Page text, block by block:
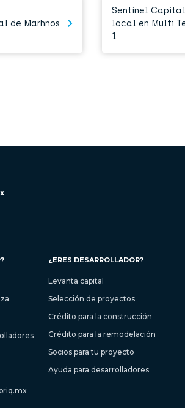
de Marhnos
Sentinel
local en Multi
1
¿ERES DESARROLLADOR?
Levanta capital
Selección de proyectos
Crédito para la construcción
Crédito para la remodelación
Socios para tu proyecto
Ayuda para desarrolladores